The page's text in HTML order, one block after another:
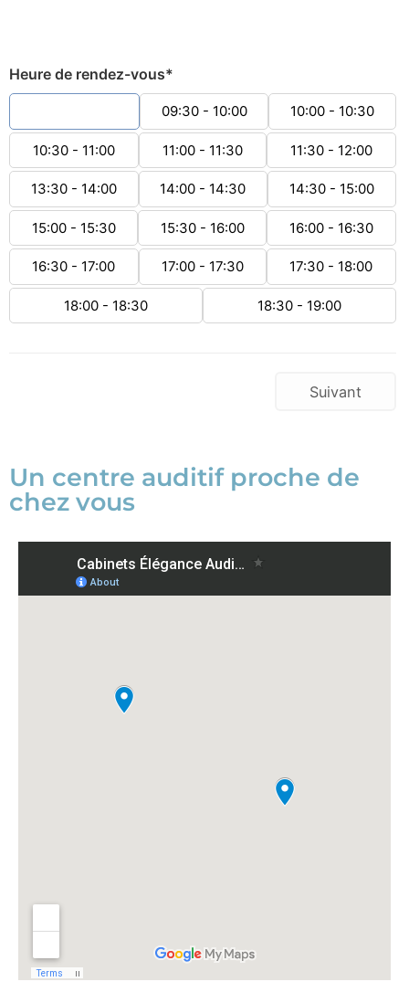
Heure de rendez-vous*
09:30 - 10:00 10:00 - 10:30
10:30 - 11:00 11:00 - 11:30 11:30 - 12:00
13:30 - 14:00 14:00 - 14:30 14:30 - 15:00
15:00 - 15:30 15:30 - 16:00 16:00 - 16:30
16:30 - 17:00 17:00 - 17:30 17:30 - 18:00
18:00 - 18:30 18:30 - 19:00
Suivant
Un centre auditif proche de
chez vous